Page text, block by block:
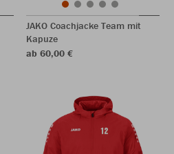
JAKO Coachjacke Team mit
Kapuze
ab 60,00 €